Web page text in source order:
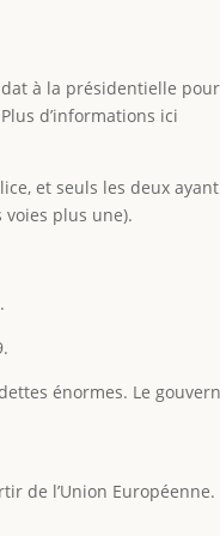
à la présidentielle pour
d’informations ici
et seuls les deux ayant
voies plus une).
énormes. Le
l’Union Européenne.